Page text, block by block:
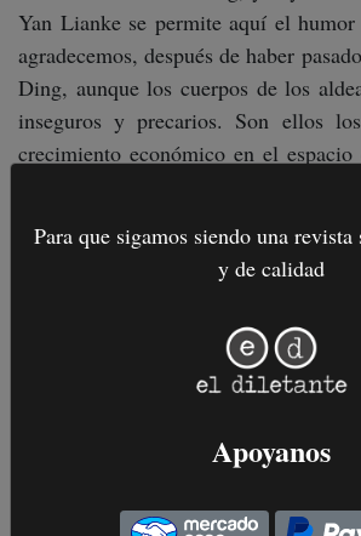
Yan Lianke se permite aquí el
agradecemos, después de haber
Ding, aunque los cuerpos de los
inseguros y precarios. Son ellos
crecimiento económico en el
de crecimiento sostenido y
Explotia de aldea a megaurbe, como
bajo la conducción de Kong Mingliang.
en el ferrocarril. Sabe que el tren trae
necesita enseñar a los jóvenes a
Para que sigamos siendo una
y de calidad
Apoyanos